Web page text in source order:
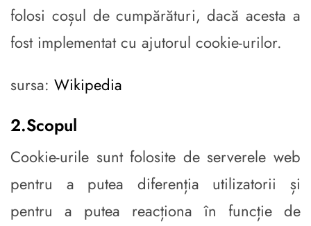
folosi coșul de cumpărături, dacă acesta a
fost implementat cu ajutorul cookie-urilor.
sursa: Wikipedia
2.Scopul
Cookie-urile sunt folosite de serverele web
pentru a putea diferenția utilizatorii și
pentru a putea reacționa în funcție de